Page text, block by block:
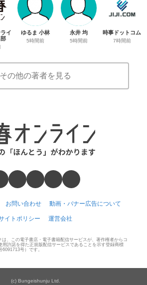
イ
ゆるま 小林
5時間前
永井 均
5時間前
時事ドットコム
7時間前
その他の著者を見る
お問い合わせ 動画・バナー広告について
イトポリシー 運営会社
は、この電子書店・電子書籍配信サービスが、著作権者からコ
用許諾を得た正規版配信サービスであることを示す登録商標
6091713号）です。
(c) Bungeishunju Ltd.